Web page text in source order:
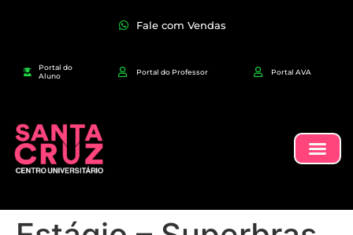
Fale com Vendas
Portal do
Aluno
Portal do Professor Portal AVA